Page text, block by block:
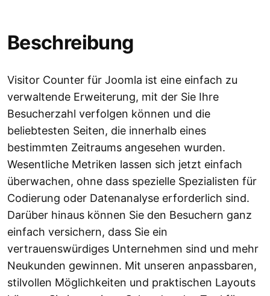
Beschreibung
Visitor Counter für Joomla ist eine einfach zu
verwaltende Erweiterung, mit der Sie Ihre
Besucherzahl verfolgen können und die
beliebtesten Seiten, die innerhalb eines
bestimmten Zeitraums angesehen wurden.
Wesentliche Metriken lassen sich jetzt einfach
überwachen, ohne dass spezielle Spezialisten für
Codierung oder Datenanalyse erforderlich sind.
Darüber hinaus können Sie den Besuchern ganz
einfach versichern, dass Sie ein
vertrauenswürdiges Unternehmen sind und mehr
Neukunden gewinnen. Mit unseren anpassbaren,
stilvollen Möglichkeiten und praktischen Layouts